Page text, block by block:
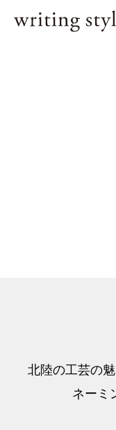
北陸の工芸の
ネーミ